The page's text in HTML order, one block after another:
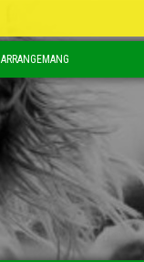
ARRANGEMANG